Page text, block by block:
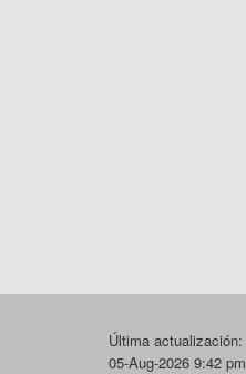
Última actualización:
05-Aug-2026 9:42 pm